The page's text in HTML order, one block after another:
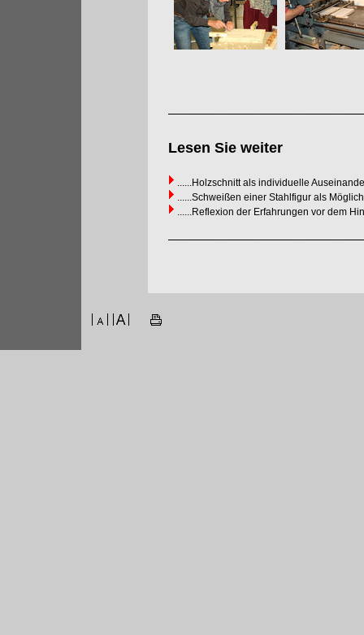
Lesen Sie weiter
......Holzschnitt als individuelle
......Schweißen einer Stahlfigur als
......Reflexion der Erfahrungen vor dem